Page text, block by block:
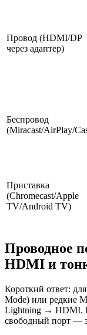
Провод (HDMI/DP
через адаптер)
Беспровод
(Miracast/AirPlay/
Приставка
(Chromecast/Apple
TV/Android TV)
Проводное
HDMI и
Короткий ответ:
Mode) или редкие
Lightning → HDMI.
свободный порт —